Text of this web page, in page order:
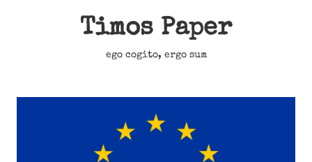
Timos Paper
ego cogito, ergo sum